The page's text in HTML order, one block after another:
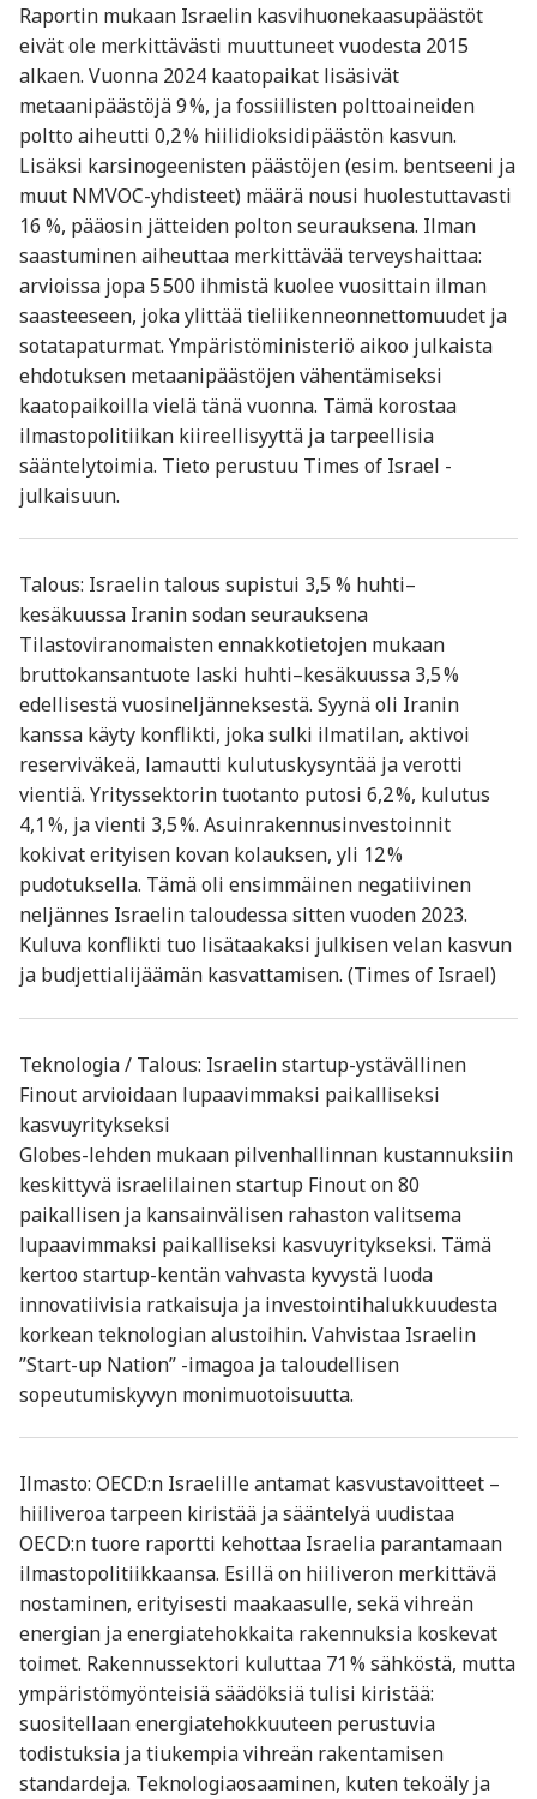
Raportin mukaan Israelin kasvihuonekaasupäästöt
eivät ole merkittävästi muuttuneet vuodesta 2015
alkaen. Vuonna 2024 kaatopaikat lisäsivät
metaanipäästöjä 9 %, ja fossiilisten polttoaineiden
poltto aiheutti 0,2 % hiilidioksidipäästön kasvun.
Lisäksi karsinogeenisten päästöjen (esim. bentseeni ja
muut NMVOC-yhdisteet) määrä nousi huolestuttavasti
16 %, pääosin jätteiden polton seurauksena. Ilman
saastuminen aiheuttaa merkittävää terveyshaittaa:
arvioissa jopa 5 500 ihmistä kuolee vuosittain ilman
saasteeseen, joka ylittää tieliikenneonnettomuudet ja
sotatapaturmat. Ympäristöministeriö aikoo julkaista
ehdotuksen metaanipäästöjen vähentämiseksi
kaatopaikoilla vielä tänä vuonna. Tämä korostaa
ilmastopolitiikan kiireellisyyttä ja tarpeellisia
sääntelytoimia. Tieto perustuu Times of Israel -
julkaisuun.
Talous: Israelin talous supistui 3,5 % huhti–
kesäkuussa Iranin sodan seurauksena
Tilastoviranomaisten ennakkotietojen mukaan
bruttokansantuote laski huhti–kesäkuussa 3,5 %
edellisestä vuosineljänneksestä. Syynä oli Iranin
kanssa käyty konflikti, joka sulki ilmatilan, aktivoi
reserviväkeä, lamautti kulutuskysyntää ja verotti
vientiä. Yrityssektorin tuotanto putosi 6,2 %, kulutus
4,1 %, ja vienti 3,5 %. Asuinrakennusinvestoinnit
kokivat erityisen kovan kolauksen, yli 12 %
pudotuksella. Tämä oli ensimmäinen negatiivinen
neljännes Israelin taloudessa sitten vuoden 2023.
Kuluva konflikti tuo lisätaakaksi julkisen velan kasvun
ja budjettialijäämän kasvattamisen. (Times of Israel)
Teknologia / Talous: Israelin startup-ystävällinen
Finout arvioidaan lupaavimmaksi paikalliseksi
kasvuyritykseksi
Globes-lehden mukaan pilvenhallinnan kustannuksiin
keskittyvä israelilainen startup Finout on 80
paikallisen ja kansainvälisen rahaston valitsema
lupaavimmaksi paikalliseksi kasvuyritykseksi. Tämä
kertoo startup-kentän vahvasta kyvystä luoda
innovatiivisia ratkaisuja ja investointihalukkuudesta
korkean teknologian alustoihin. Vahvistaa Israelin
”Start-up Nation” -imagoa ja taloudellisen
sopeutumiskyvyn monimuotoisuutta.
Ilmasto: OECD:n Israelille antamat kasvustavoitteet –
hiiliveroa tarpeen kiristää ja sääntelyä uudistaa
OECD:n tuore raportti kehottaa Israelia parantamaan
ilmastopolitiikkaansa. Esillä on hiiliveron merkittävä
nostaminen, erityisesti maakaasulle, sekä vihreän
energian ja energiatehokkaita rakennuksia koskevat
toimet. Rakennussektori kuluttaa 71 % sähköstä, mutta
ympäristömyönteisiä säädöksiä tulisi kiristää:
suositellaan energiatehokkuuteen perustuvia
todistuksia ja tiukempia vihreän rakentamisen
standardeja. Teknologiaosaaminen, kuten tekoäly ja